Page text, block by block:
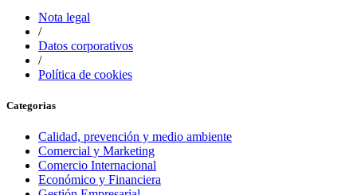
Nota legal
/
Datos corporativos
/
Política de cookies
Categorias
Calidad, prevención y medio ambiente
Comercial y Marketing
Comercio Internacional
Económico y Financiera